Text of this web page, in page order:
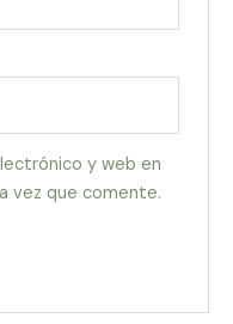
y web en
vez que comente.